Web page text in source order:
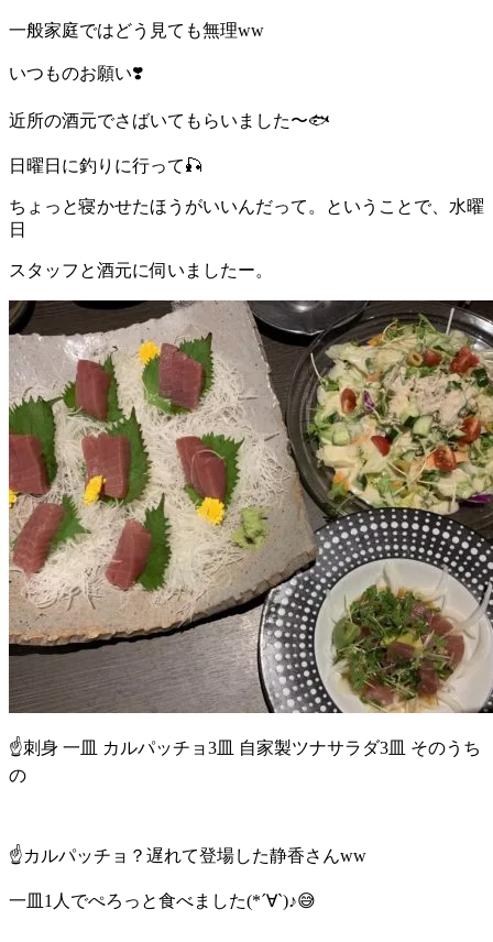
一般家庭ではどう見ても無理ww
いつものお願い❣️
近所の酒元でさばいてもらいました〜🐟
日曜日に釣りに行って🎣
ちょっと寝かせたほうがいいんだって。ということで、水曜
日
スタッフと酒元に伺いましたー。
☝️刺身 一皿 カルパッチョ3皿 自家製ツナサラダ3皿 そのうち
の
☝️カルパッチョ？遅れて登場した静香さんww
一皿1人でぺろっと食べました(*´∀`)♪😅